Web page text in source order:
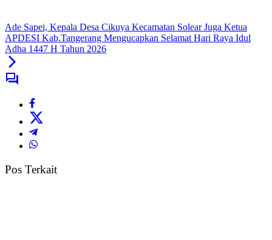
Ade Sapei, Kepala Desa Cikuya Kecamatan Solear Juga Ketua
APDESI Kab.Tangerang Mengucapkan Selamat Hari Raya Idul
Adha 1447 H Tahun 2026
Pos Terkait